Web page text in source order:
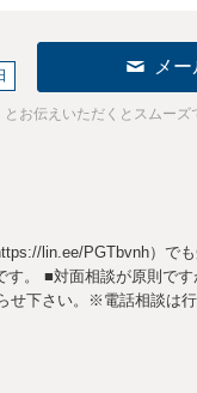
メ
お伝えいただくとスムーズ
lin.ee/PGTbvnh）で
。 ■対面相談が原則です
せ下さい。※電話相談は行